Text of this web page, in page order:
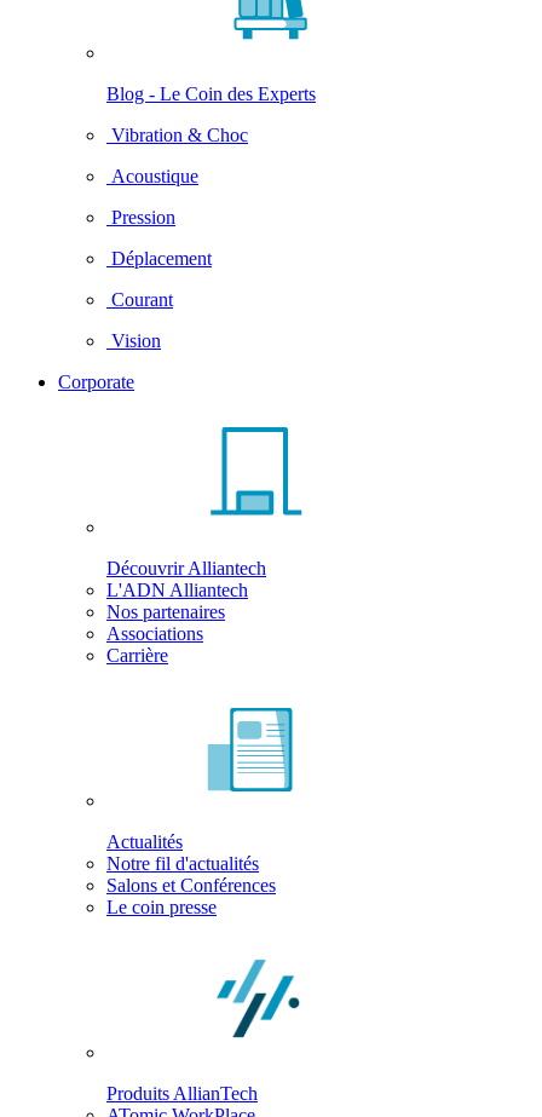
Blog - Le Coin des Experts
Vibration & Choc
Acoustique
Pression
Déplacement
Courant
Vision
Corporate
Découvrir Alliantech
L'ADN Alliantech
Nos partenaires
Associations
Carrière
Actualités
Notre fil d'actualités
Salons et Conférences
Le coin presse
Produits AllianTech